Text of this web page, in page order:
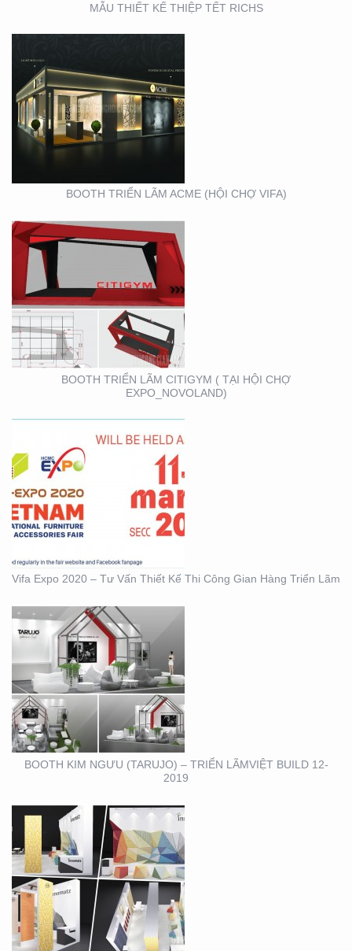
MẪU THIẾT KẾ THIỆP TẾT RICHS
BOOTH TRIỂN LÃM ACME (HỘI CHỢ VIFA)
BOOTH TRIỂN LÃM
CITIGYM ( TẠI HỘI CHỢ
EXPO_NOVOLAND)
BOOTH TRIỂN LÃM CITIGYM ( TẠI HỘI CHỢ
EXPO_NOVOLAND)
VIFA EXPO 2020 – TƯ
VẤN THIẾT KẾ THI
CÔNG GIAN HÀNG
TRIỂN LÃM
Vifa Expo 2020 – Tư Vấn Thiết Kế Thi Công Gian Hàng Triển Lãm
BOOTH KIM NGƯU
(TARUJO) – TRIỂN
LÃMVIỆT BUILD 12-2019
BOOTH KIM NGƯU (TARUJO) – TRIỂN LÃMVIỆT BUILD 12-
2019
BOOTH INNOMATZ –
TRIỂN LÃM VIỆT BUILD
12-2019
SHOWROOM – CỬA
HÀNG – CITIGYM – BẾN
VÂN ĐỒN , Q4